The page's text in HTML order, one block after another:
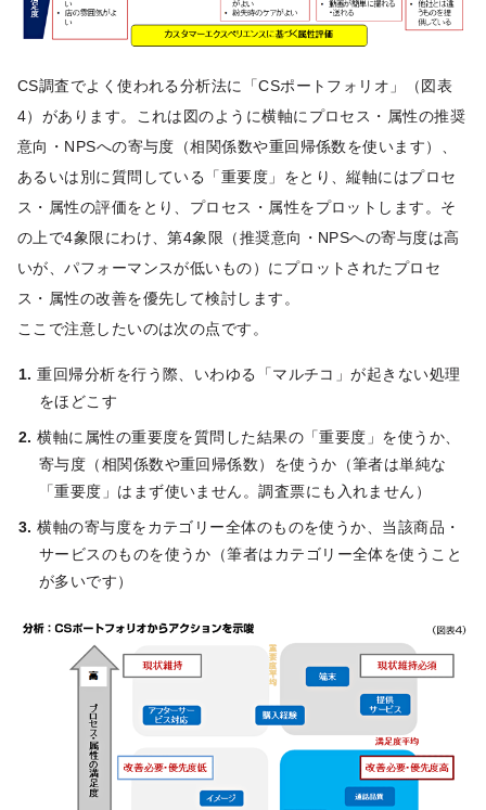
CS調査でよく使われる分析法に「CSポートフォリオ」（図表
4）があります。これは図のように横軸にプロセス・属性の推奨
意向・NPSへの寄与度（相関係数や重回帰係数を使います）、
あるいは別に質問している「重要度」をとり、縦軸にはプロセ
ス・属性の評価をとり、プロセス・属性をプロットします。そ
の上で4象限にわけ、第4象限（推奨意向・NPSへの寄与度は高
いが、パフォーマンスが低いもの）にプロットされたプロセ
ス・属性の改善を優先して検討します。
ここで注意したいのは次の点です。
重回帰分析を行う際、いわゆる「マルチコ」が起きない処理
をほどこす
横軸に属性の重要度を質問した結果の「重要度」を使うか、
寄与度（相関係数や重回帰係数）を使うか（筆者は単純な
「重要度」はまず使いません。調査票にも入れません）
横軸の寄与度をカテゴリー全体のものを使うか、当該商品・
サービスのものを使うか（筆者はカテゴリー全体を使うこと
が多いです）